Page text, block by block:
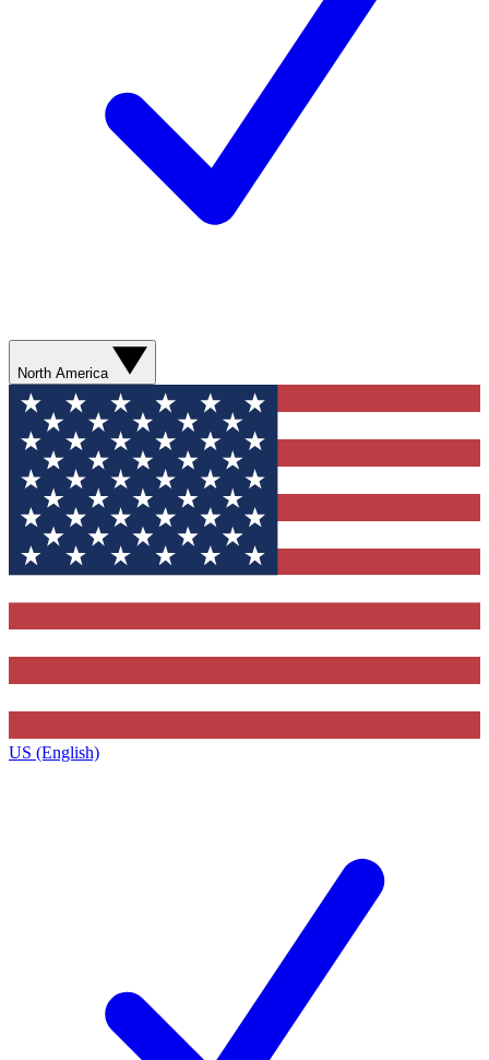
North America
US (English)